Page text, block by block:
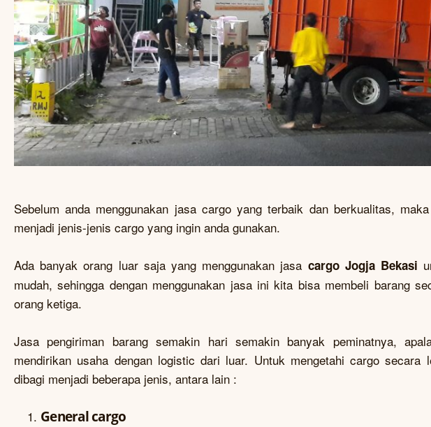
Sebelum anda menggunakan jasa cargo yang terbaik dan berkualitas,
menjadi jenis-jenis cargo yang ingin anda gunakan.
Ada banyak orang luar saja yang menggunakan jasa cargo Jogja Bekasi
mudah, sehingga dengan menggunakan jasa ini kita bisa membeli barang
orang ketiga.
Jasa pengiriman barang semakin hari semakin banyak peminatnya,
mendirikan usaha dengan logistic dari luar. Untuk mengetahi cargo secara
dibagi menjadi beberapa jenis, antara lain :
General cargo